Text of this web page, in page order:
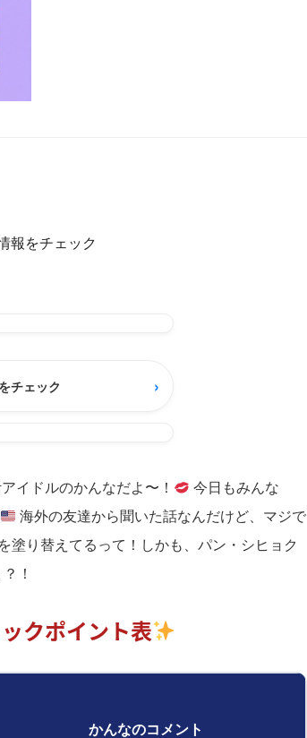
報をチェック
チェック ›
イドルのかんなだよ〜！
今日もみんな
海外の友達から聞いた話なんだけど、マジで
塗り替えてるって！しかも、パン・シヒョク
！
クポイント表
かんなのコメント